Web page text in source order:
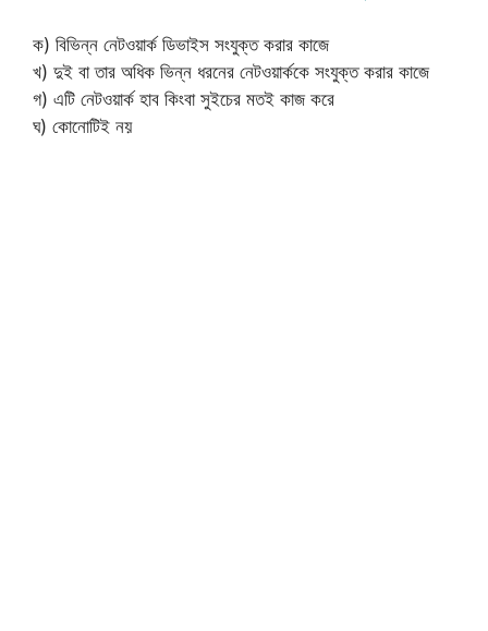
ক) বিভিন্ন নেটওয়ার্ক ডিভাইস সংযুক্ত করার কাজে
খ) দুই বা তার অধিক ভিন্ন ধরনের নেটওয়ার্ককে সংযুক্ত করার কাজে
গ) এটি নেটওয়ার্ক হাব কিংবা সুইচের মতই কাজ করে
ঘ) কোনোটিই নয়